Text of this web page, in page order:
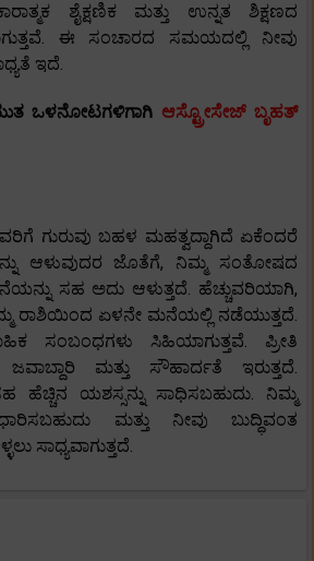
ಶೈಕ್ಷಣಿಕ ಮತ್ತು ಉನ್ನತ ಶಿಕ್ಷಣದ
ಈ ಸಂಚಾರದ ಸಮಯದಲ್ಲಿ ನೀವು
ಇದೆ.
ಒಳನೋಟಗಳಿಗಾಗಿ ಆಸ್ಟ್ರೋಸೇಜ್ ಬೃಹತ್
ಗುರುವು ಬಹಳ ಮಹತ್ವದ್ದಾಗಿದೆ ಏಕೆಂದರೆ
ಆಳುವುದರ ಜೊತೆಗೆ, ನಿಮ್ಮ ಸಂತೋಷದ
ಸಹ ಅದು ಆಳುತ್ತದೆ. ಹೆಚ್ಚುವರಿಯಾಗಿ,
ರಾಶಿಯಿಂದ ಏಳನೇ ಮನೆಯಲ್ಲಿ ನಡೆಯುತ್ತದೆ.
ಸಂಬಂಧಗಳು ಸಿಹಿಯಾಗುತ್ತವೆ. ಪ್ರೀತಿ
ಜವಾಬ್ದಾರಿ ಮತ್ತು ಸೌಹಾರ್ದತೆ ಇರುತ್ತದೆ.
ಹೆಚ್ಚಿನ ಯಶಸ್ಸನ್ನು ಸಾಧಿಸಬಹುದು. ನಿಮ್ಮ
ಮತ್ತು ನೀವು ಬುದ್ಧಿವಂತ
ಸಾಧ್ಯವಾಗುತ್ತದೆ.